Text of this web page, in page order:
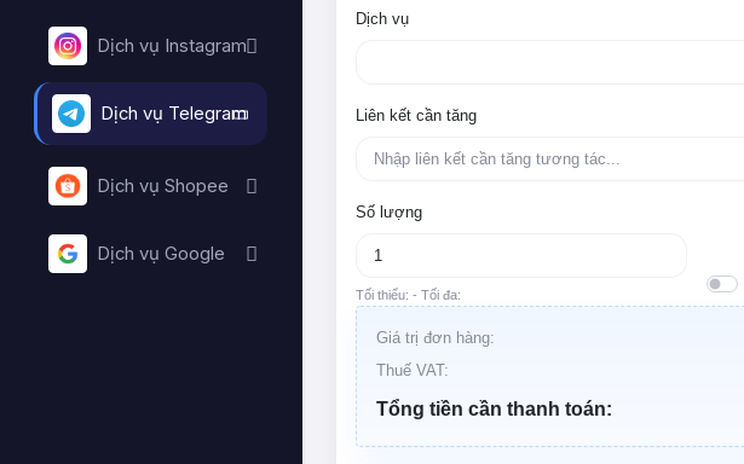
Dịch vụ Instagram
Dịch vụ Telegram
Dịch vụ Shopee
Dịch vụ Google
Dịch vụ
Liên kết cần tăng
Số lượng
Tối thiểu: - Tối đa:
Giá trị đơn hàng:
Thuế VAT:
Tổng tiền cần thanh toán: